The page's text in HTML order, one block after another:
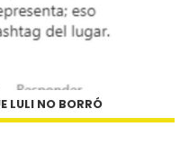
LULI NO BORRÓ